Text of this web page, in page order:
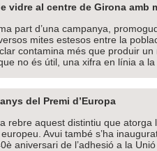
vidre al centre de Girona amb
part d’una campanya,
mites estesos entre la
contamina més que produir un
no és útil, una xifra en línia a
del Premi d’Europa
rebre aquest distintiu que atorga
Avui també s’ha
aniversari de l’adhesió a la